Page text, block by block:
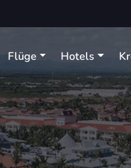
Flüge Hotels